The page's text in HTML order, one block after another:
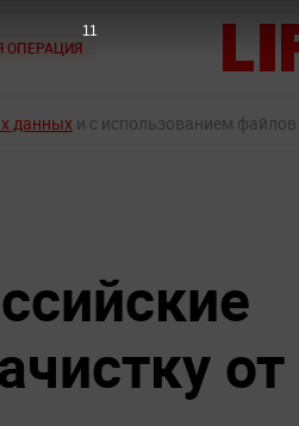
ОПЕРАЦИЯ
данных и с использованием
от
10